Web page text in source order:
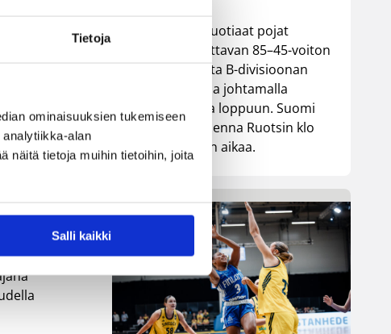
Tietoja
ominaisuuksien tukemiseen
alan
näitä tietoja muihin tietoihin, joita
Salli kaikki
on
Suomen 16-vuotiaat pojat
ottivat vakuuttavan 85–45-voiton
Luxemburgista B-divisioonan
EM-kilpailuissa johtamalla
ottelua alusta loppuun. Suomi
kohtaa huomenna Ruotsin klo
19.30 Suomen aikaa.